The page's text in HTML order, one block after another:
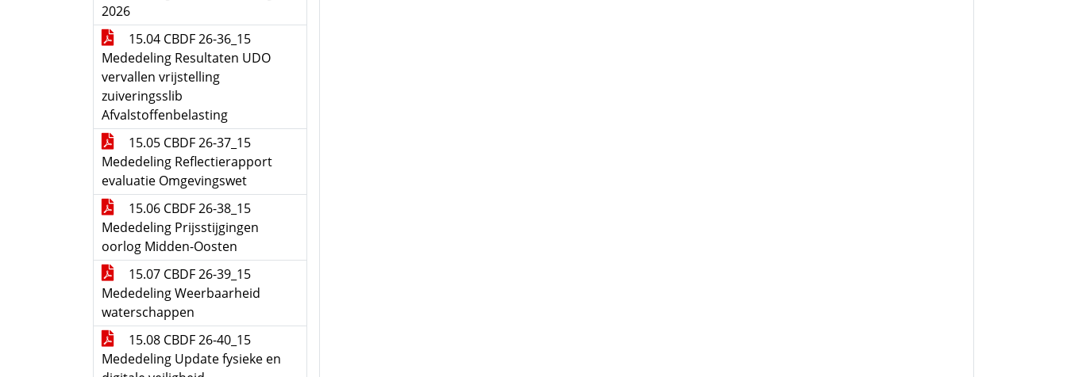
2026
15.04 CBDF 26-36_15
Mededeling Resultaten UDO
vervallen vrijstelling
zuiveringsslib
Afvalstoffenbelasting
15.05 CBDF 26-37_15
Mededeling Reflectierapport
evaluatie Omgevingswet
15.06 CBDF 26-38_15
Mededeling Prijsstijgingen
oorlog Midden-Oosten
15.07 CBDF 26-39_15
Mededeling Weerbaarheid
waterschappen
15.08 CBDF 26-40_15
Mededeling Update fysieke en